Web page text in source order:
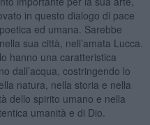
in questo dialogo di pace
ed umana. Sarebbe
sua città, nell’amata Lucca.
hanno una caratteristica
dall’acqua, costringendo lo
natura, nella storia e nella
dello spirito umano e nella
umanità e di Dio.